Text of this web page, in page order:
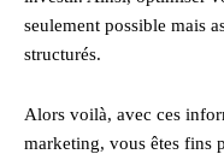
seulement possible mais
structurés.
Alors voilà, avec ces
marketing, vous êtes fins